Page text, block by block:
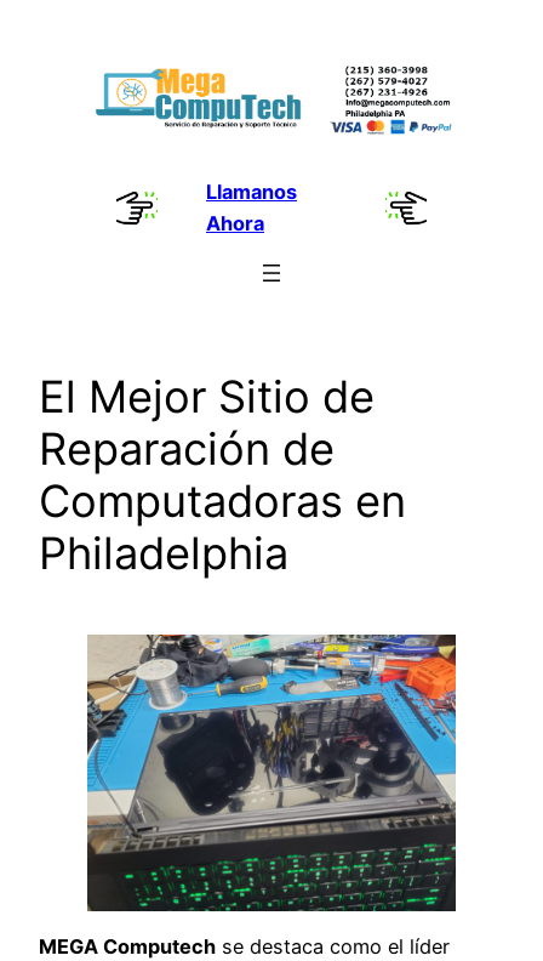
Llamanos
Ahora
El Mejor Sitio de
Reparación de
Computadoras en
Philadelphia
MEGA Computech se destaca como el líder